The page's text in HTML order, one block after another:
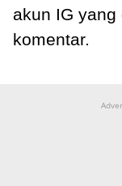
akun IG
komentar.